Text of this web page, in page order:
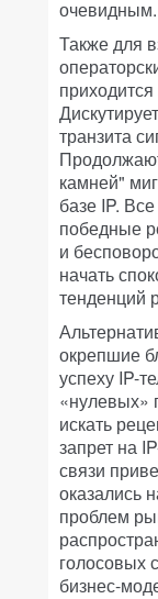
очевидным.
Также для
транзита
камней"
базе IP. Все
победные
и
начать
тенденций
окрепшие
успеху IP-
«нулевых»
искать
запрет на IP
связи
оказались
проблем
голосовых
бизнес-